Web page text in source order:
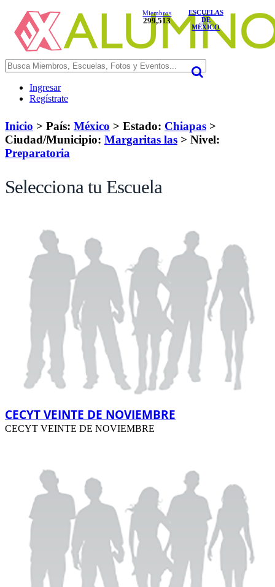
Miembros
299,513
ESCUELAS
DE
MÉXICO
Ingresar
Regístrate
Inicio > País: México > Estado: Chiapas >
Ciudad/Municipio: Margaritas las > Nivel:
Preparatoria
Selecciona tu Escuela
CECYT VEINTE DE NOVIEMBRE
CECYT VEINTE DE NOVIEMBRE